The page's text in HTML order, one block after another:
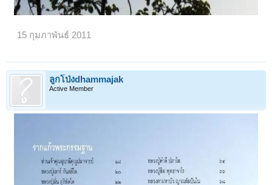
15 กุมภาพันธ์ 2011
ลูกโป่งdhammajak
Active Member